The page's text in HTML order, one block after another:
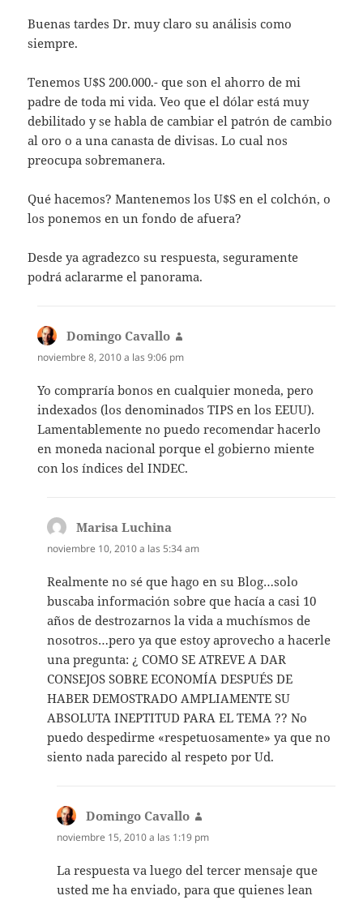
Buenas tardes Dr. muy claro su análisis como
siempre.
Tenemos U$S 200.000.- que son el ahorro de mi
padre de toda mi vida. Veo que el dólar está muy
debilitado y se habla de cambiar el patrón de cambio
al oro o a una canasta de divisas. Lo cual nos
preocupa sobremanera.
Qué hacemos? Mantenemos los U$S en el colchón, o
los ponemos en un fondo de afuera?
Desde ya agradezco su respuesta, seguramente
podrá aclararme el panorama.
Domingo Cavallo
noviembre 8, 2010 a las 9:06 pm
Yo compraría bonos en cualquier moneda, pero
indexados (los denominados TIPS en los EEUU).
Lamentablemente no puedo recomendar hacerlo
en moneda nacional porque el gobierno miente
con los índices del INDEC.
Marisa Luchina
noviembre 10, 2010 a las 5:34 am
Realmente no sé que hago en su Blog…solo
buscaba información sobre que hacía a casi 10
años de destrozarnos la vida a muchísmos de
nosotros…pero ya que estoy aprovecho a hacerle
una pregunta: ¿ COMO SE ATREVE A DAR
CONSEJOS SOBRE ECONOMÍA DESPUÉS DE
HABER DEMOSTRADO AMPLIAMENTE SU
ABSOLUTA INEPTITUD PARA EL TEMA ?? No
puedo despedirme «respetuosamente» ya que no
siento nada parecido al respeto por Ud.
Domingo Cavallo
noviembre 15, 2010 a las 1:19 pm
La respuesta va luego del tercer mensaje que
usted me ha enviado, para que quienes lean